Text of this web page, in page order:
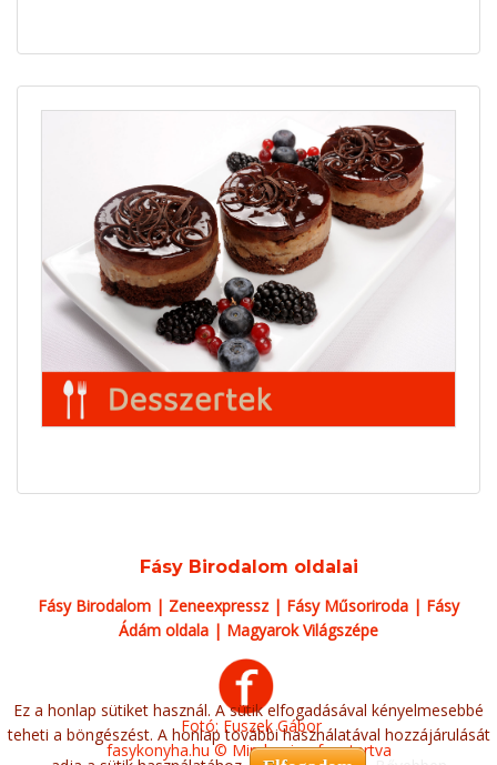
Fásy Birodalom oldalai
Fásy Birodalom | Zeneexpressz| Fásy Műsoriroda | Fásy
Ádám oldala | Magyarok Világszépe
Fotó: Fuszek Gábor
fasykonyha.hu © Minden jog fenntartva
Ez a honlap sütiket használ. A sütik elfogadásával kényelmesebbé
teheti a böngészést. A honlap további használatával hozzájárulását